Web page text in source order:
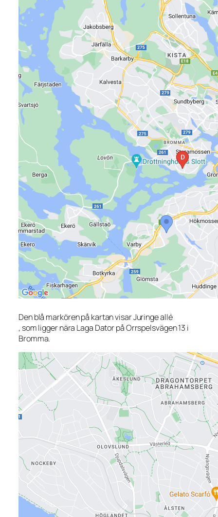
Den blå markören på kartan visar Juringe allé
, som ligger nära Laga Dator på Orrspelsvägen 13 i
Bromma.